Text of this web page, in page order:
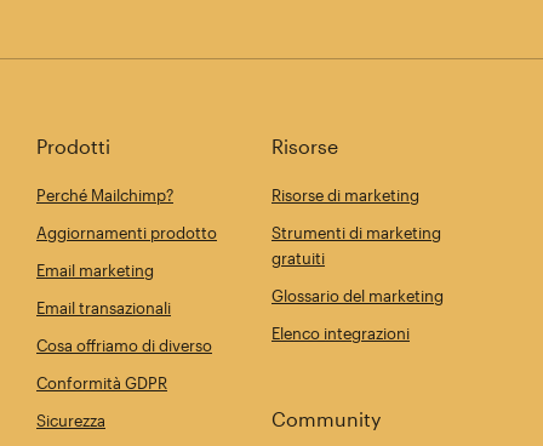
Prodotti
Perché Mailchimp?
Aggiornamenti prodotto
Email marketing
Email transazionali
Cosa offriamo di diverso
Conformità GDPR
Sicurezza
Risorse
Risorse di marketing
Strumenti di marketing
gratuiti
Glossario del marketing
Elenco integrazioni
Community